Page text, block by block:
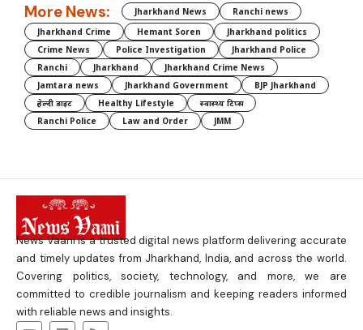
More News: Jharkhand News
Ranchi news
Jharkhand Crime
Hemant Soren
Jharkhand politics
Crime News
Police Investigation
Jharkhand Police
Ranchi
Jharkhand
Jharkhand Crime News
Jamtara news
Jharkhand Government
BJP Jharkhand
हेल्दी डाइट
Healthy Lifestyle
स्वास्थ्य टिप्स
Ranchi Police
Law and Order JMM
News Vaani is a trusted digital news platform delivering accurate
and timely updates from Jharkhand, India, and across the world.
Covering politics, society, technology, and more, we are
committed to credible journalism and keeping readers informed
with reliable news and insights.